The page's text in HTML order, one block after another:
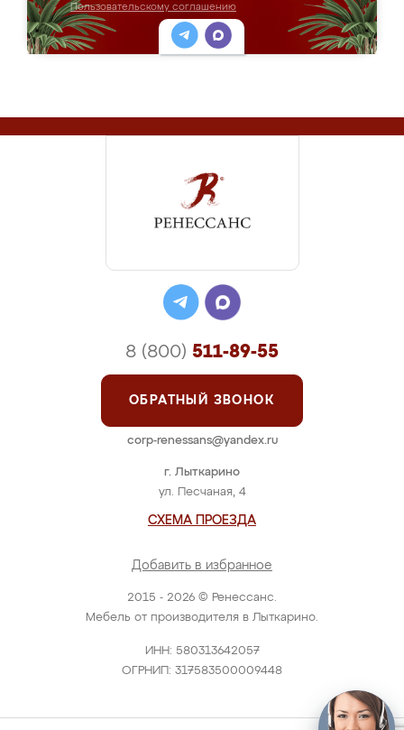
Пользовательскому соглашению
2015 - 2026 © Ренессанс.
Мебель от производителя в Лыткарино.
ИНН: 580313642057
ОГРНИП: 317583500009448
г. Лыткарино
ул. Песчаная, 4
СХЕМА ПРОЕЗДА
Добавить в избранное
8 (800) 511-89-55
ОБРАТНЫЙ ЗВОНОК
corp-renessans@yandex.ru